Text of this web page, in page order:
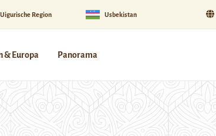
Uigurische Region Usbekistan
& Europa Panorama